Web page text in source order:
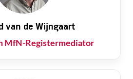
van de Wijngaart
MfN-Registermediator